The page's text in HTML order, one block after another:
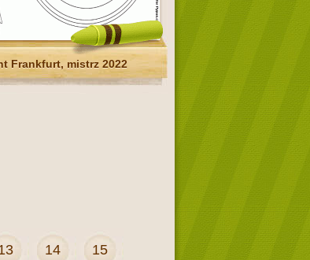
Frankfurt, mistrz 2022
14 15